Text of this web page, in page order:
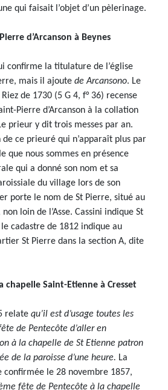
qui faisait l’objet d’un pèlerinage.
d’Arcanson à Beynes
confirme la titulature de l’église
mais il ajoute de Arcansono. Le
de 1730 (5 G 4, f° 36) recense
Pierre d’Arcanson à la collation
prieur y dit trois messes par an.
de ce prieuré qui n’apparaît plus par
que nous sommes en présence
qui a donné son nom et sa
du village lors de son
porte le nom de St Pierre, situé au
loin de l’Asse. Cassini indique St
cadastre de 1812 indique au
St Pierre dans la section A, dite
chapelle Saint-Etienne à Cresset
relate qu’il est d’usage toutes les
de Pentecôte d’aller en
à la chapelle de St Etienne patron
de la paroisse d’une heure. La
confirmée le 28 novembre 1857,
fête de Pentecôte à la chapelle